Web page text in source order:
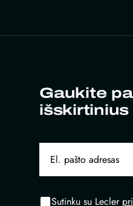
Gaukite
išskirtinius
Sutinku su Lecler